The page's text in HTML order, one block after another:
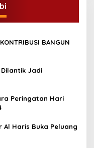
BANGUN
Dilantik Jadi
Peringatan Hari
Al Haris Buka Peluang